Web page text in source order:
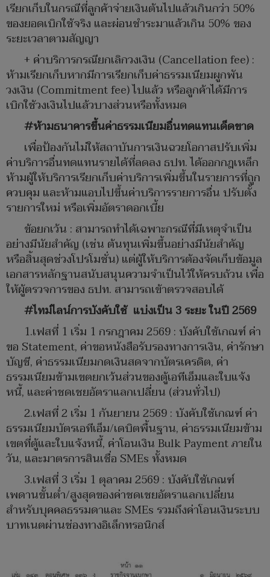
เรียกเก็บในกรณีที่ลูกค้าจ่ายเงินต้นไปแล้วเกินกว่า 50%
ของยอดเบิกใช้จริง และผ่อนชำระมาแล้วเกิน 50% ของ
ระยะเวลาตามสัญญา
+ ค่าบริการกรณียกเลิกวงเงิน (Cancellation fee) :
ห้ามเรียกเก็บหากมีการเรียกเก็บค่าธรรมเนียมผูกพัน
วงเงิน (Commitment fee) ไปแล้ว หรือลูกค้าได้มีการ
เบิกใช้วงเงินไปแล้วบางส่วนหรือทั้งหมด
#ห้ามธนาคารขึ้นค่าธรรมเนียมอื่นทดแทนเด็ดขาด
เพื่อป้องกันไม่ให้สถาบันการเงินฉวยโอกาสปรับเพิ่ม
ค่าบริการอื่นทดแทนรายได้ที่ลดลง ธปท. ได้ออกกฎเหล็ก
ห้ามผู้ให้บริการเรียกเก็บค่าบริการเพิ่มขึ้นในรายการที่ถูก
ควบคุม และห้ามแอบไปขึ้นค่าบริการรายการอื่น ปรับตั้ง
รายการใหม่ หรือเพิ่มอัตราดอกเบี้ย
ข้อยกเว้น : สามารถทำได้เฉพาะกรณีที่มีเหตุจำเป็น
อย่างมีนัยสำคัญ (เช่น ต้นทุนเพิ่มขึ้นอย่างมีนัยสำคัญ
หรือสิ้นสุดช่วงโปรโมชั่น) แต่ผู้ให้บริการต้องจัดเก็บข้อมูล
เอกสารหลักฐานสนับสนุนความจำเป็นไว้ให้ครบถ้วน เพื่อ
ให้ผู้ตรวจการของ ธปท. สามารถเข้าตรวจสอบได้
#ไทม์ไลน์การบังคับใช้ แบ่งเป็น 3 ระยะ ในปี 2569
1.เฟสที่ 1 เริ่ม 1 กรกฎาคม 2569 : บังคับใช้เกณฑ์ ค่า
ขอ Statement, ค่าขอหนังสือรับรองทางการเงิน, ค่ารักษา
บัญชี, ค่าธรรมเนียมกดเงินสดจากบัตรเครดิต, ค่า
ธรรมเนียมข้ามเขตยกเว้นส่วนของตู้เอทีเอ็มและใบแจ้ง
หนี้, และค่าชดเชยอัตราแลกเปลี่ยน (ส่วนทั่วไป)
2.เฟสที่ 2 เริ่ม 1 กันยายน 2569 : บังคับใช้เกณฑ์ ค่า
ธรรมเนียมบัตรเอทีเอ็ม/เดบิตพื้นฐาน, ค่าธรรมเนียมข้าม
เขตที่ตู้และใบแจ้งหนี้, ค่าโอนเงิน Bulk Payment ภายใน
วัน, และมาตรการสินเชื่อ SMEs ทั้งหมด
3.เฟสที่ 3 เริ่ม 1 ตุลาคม 2569 : บังคับใช้เกณฑ์
เพดานขั้นต่ำ/สูงสุดของค่าชดเชยอัตราแลกเปลี่ยน
สำหรับบุคคลธรรมดาและ SMEs รวมถึงค่าโอนเงินระบบ
บาทเนตผ่านช่องทางอิเล็กทรอนิกส์